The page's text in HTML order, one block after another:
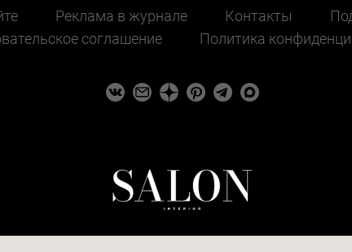
Реклама в журнале Контакты
соглашение
Политика